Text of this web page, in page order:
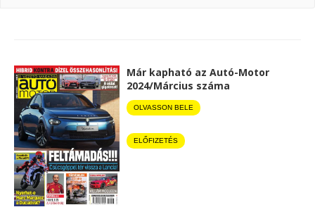
Már kapható az Autó-Motor
2024/Március száma
OLVASSON BELE
ELŐFIZETÉS